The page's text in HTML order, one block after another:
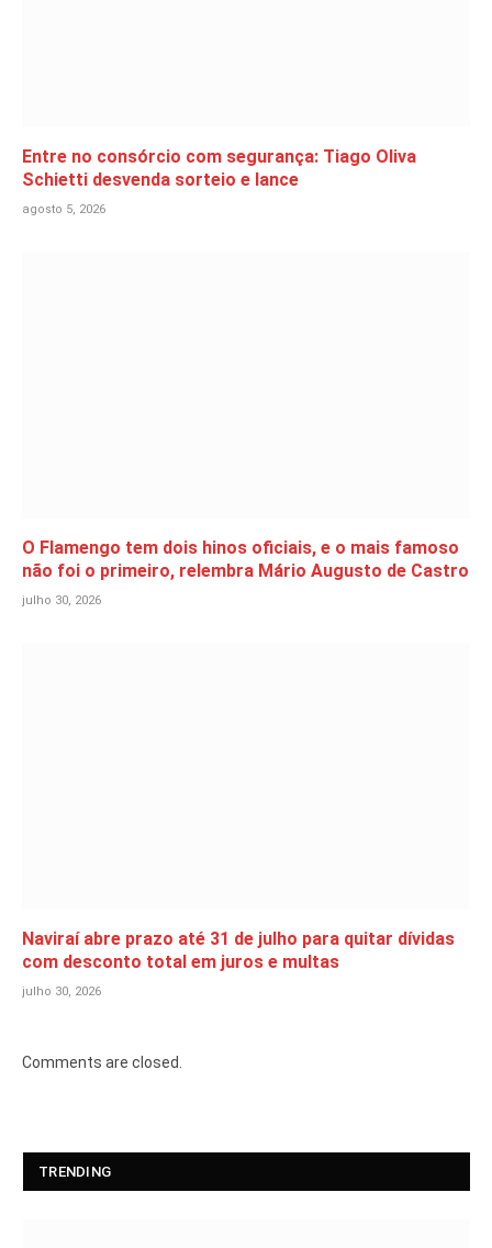
Entre no consórcio com segurança: Tiago Oliva
Schietti desvenda sorteio e lance
agosto 5, 2026
O Flamengo tem dois hinos oficiais, e o mais famoso
não foi o primeiro, relembra Mário Augusto de Castro
julho 30, 2026
Naviraí abre prazo até 31 de julho para quitar dívidas
com desconto total em juros e multas
julho 30, 2026
Comments are closed.
TRENDING